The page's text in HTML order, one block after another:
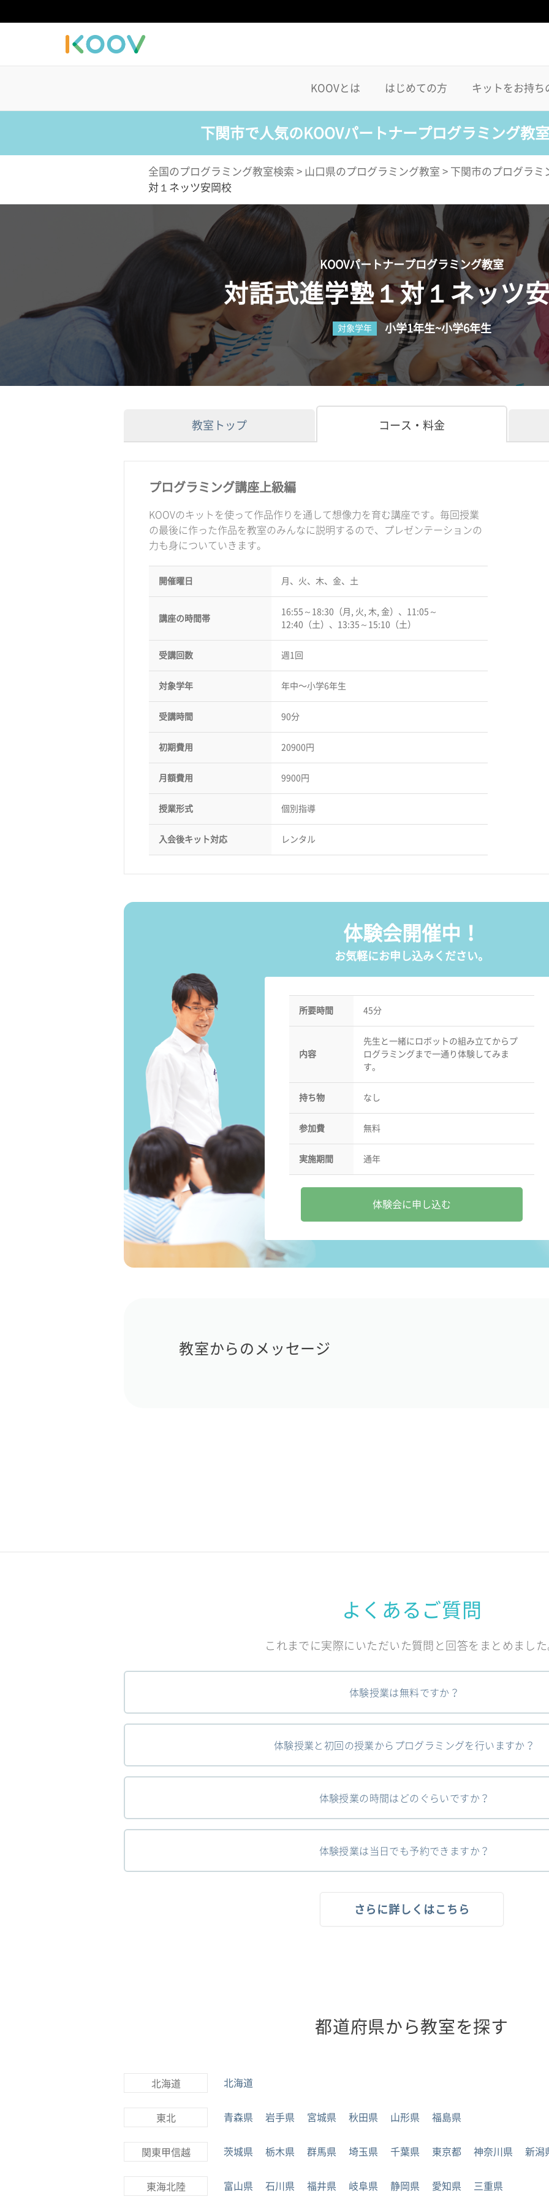
KOOVとは はじめての方 キットをお持ち
下関市で人気のKOOVパートナープログラミング教
全国のプログラミング教室検索 > 山口県のプログラミング教室 > 下関市のプログラミ
対１ネッツ安岡校
KOOVパートナープログラミング教室
対話式進学塾１対１ネッツ
対象学年 小学1年生~小学6年生
教室トップ コース・料金
プログラミング講座上級編
KOOVのキットを使って作品作りを通して想像力を育む講座です。毎回授業
の最後に作った作品を教室のみんなに説明するので、プレゼンテーションの
力も身についていきます。
開催曜日 月、火、木、金、土
講座の時間帯
16:55～18:30（月, 火, 木, 金）、11:05～
12:40（土）、13:35～15:10（土）
受講回数 週1回
対象学年 年中〜小学6年生
受講時間 90分
初期費用 20900円
月額費用 9900円
授業形式 個別指導
入会後キット対応 レンタル
体験会開催中！
お気軽にお申し込みください。
所要時間 45分
内容
先生と一緒にロボットの組み立てからプ
ログラミングまで一通り体験してみま
す。
持ち物 なし
参加費 無料
実施期間 通年
体験会に申し込む
教室からのメッセージ
よくあるご質問
これまでに実際にいただいた質問と回答をまとめまし
体験授業は無料ですか？
体験授業と初回の授業からプログラミングを行いますか？
体験授業の時間はどのぐらいですか？
体験授業は当日でも予約できますか？
さらに詳しくはこちら
都道府県から教室を探す
北海道 北海道
東北 青森県 岩手県 宮城県 秋田県 山形県 福島県
関東甲信越 茨城県 栃木県 群馬県 埼玉県 千葉県 東京都 神奈川県 新潟
東海北陸 富山県 石川県 福井県 岐阜県 静岡県 愛知県 三重県